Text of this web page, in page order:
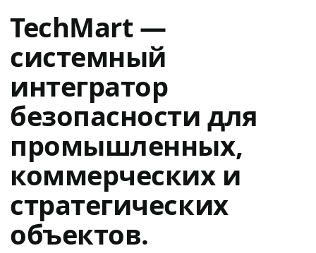
TechMart —
системный
интегратор
безопасности для
промышленных,
коммерческих и
стратегических
объектов.